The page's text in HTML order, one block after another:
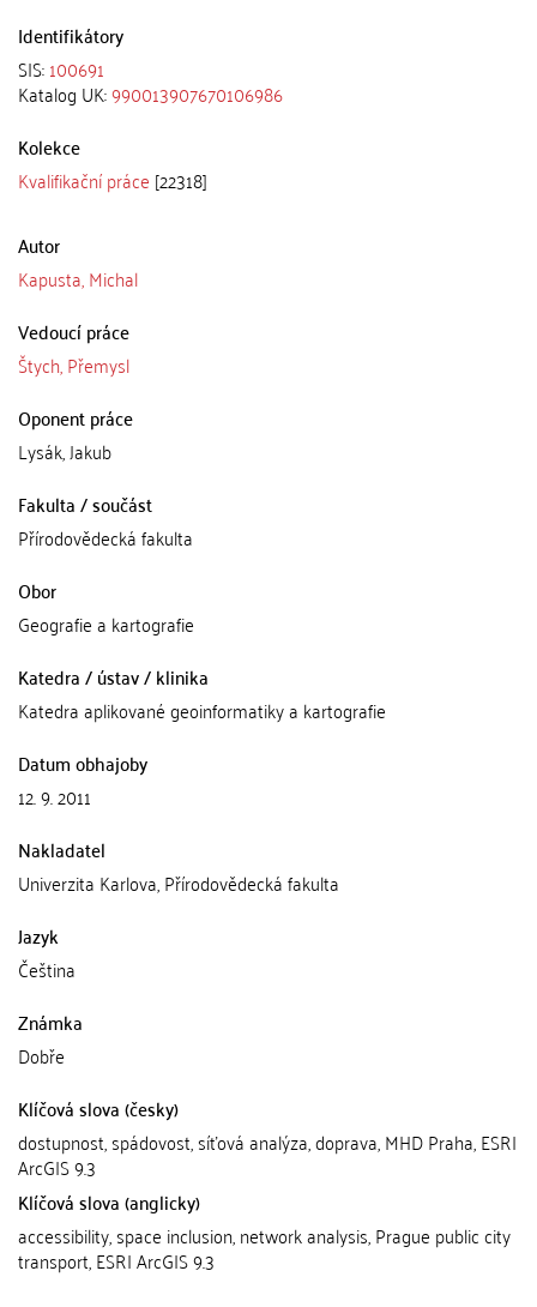
Identifikátory
SIS:100691
Katalog UK:990013907670106986
Kolekce
Kvalifikační práce [22318]
Autor
Kapusta, Michal
Vedoucí práce
Štych, Přemysl
Oponent práce
Lysák, Jakub
Fakulta / součást
Přírodovědecká fakulta
Obor
Geografie a kartografie
Katedra / ústav / klinika
Katedra aplikované geoinformatiky a kartografie
Datum obhajoby
12. 9. 2011
Nakladatel
Univerzita Karlova, Přírodovědecká fakulta
Jazyk
Čeština
Známka
Dobře
Klíčová slova (česky)
dostupnost, spádovost, síťová analýza, doprava, MHD Praha, ESRI
ArcGIS 9.3
Klíčová slova (anglicky)
accessibility, space inclusion, network analysis, Prague public city
transport, ESRI ArcGIS 9.3